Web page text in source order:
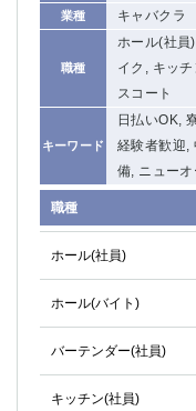
業種 キャバクラ
職種
ホール(社員
イク, キッ
スコート
キーワード
日払いOK,
経験者歓迎,
備, ニューオ
職種
ホール(社員)
ホール(バイト)
バーテンダー(社員)
キッチン(社員)
厚木
大宮
草加
所沢
獨協大学前＜草加松
春日部
蕨
千葉県
船橋